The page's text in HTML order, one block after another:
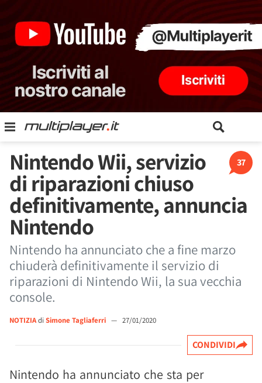
37
Nintendo Wii, servizio
di riparazioni chiuso
definitivamente, annuncia
Nintendo
Nintendo ha annunciato che a fine marzo
chiuderà definitivamente il servizio di
riparazioni di Nintendo Wii, la sua vecchia
console.
NOTIZIAdi Simone Tagliaferri — 27/01/2020
CONDIVIDI
Nintendo ha annunciato che sta per